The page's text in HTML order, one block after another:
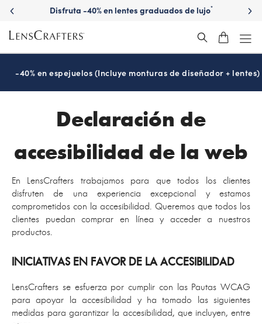
Disfruta -40% en lentes graduados de lujo*
-40% en espejuelos (Incluye monturas de diseñador + lentes)
Declaración de
accesibilidad de la web
En LensCrafters trabajamos para que todos los clientes
disfruten de una experiencia excepcional y estamos
comprometidos con la accesibilidad. Queremos que todos los
clientes puedan comprar en línea y acceder a nuestros
productos.
INICIATIVAS EN FAVOR DE LA ACCESIBILIDAD
LensCrafters se esfuerza por cumplir con las Pautas WCAG
para apoyar la accesibilidad y ha tomado las siguientes
medidas para garantizar la accesibilidad, que incluyen, entre